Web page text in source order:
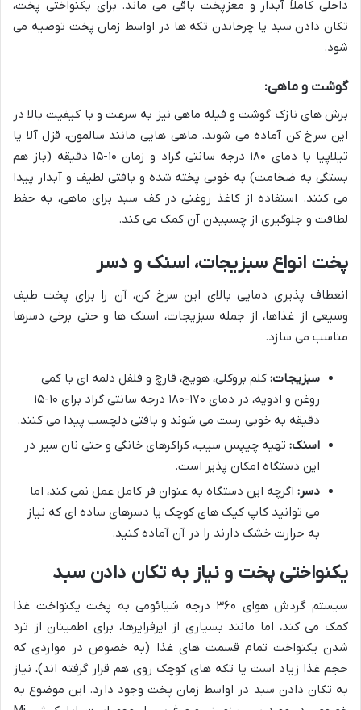
داخلی کاملاً آبدار و مغزپخت باقی می ماند. برای یکنواختی پخت،
تکان دادن سبد یا چرخاندن تکه ها در اواسط زمان پخت توصیه می
شود.
گوشت و ماهی:
برش های نازک گوشت و فیله ماهی نیز به سرعت و با کیفیت بالا در
این سرخ کن آماده می شوند. ماهی هایی مانند سالمون، قزل آلا یا
تیلاپیا با دمای ۱۸۰ درجه سانتی گراد و زمان ۱۰-۱۵ دقیقه (باز هم
بستگی به ضخامت) به خوبی پخته شده و بافتی لطیف و آبدار پیدا
می کنند. استفاده از کاغذ روغنی در کف سبد برای ماهی، به حفظ
لطافت و جلوگیری از چسبیدن آن کمک می کند.
پخت انواع سبزیجات، اسنک و دسر
انعطاف پذیری دمایی بالای این سرخ کن، آن را برای پخت طیف
وسیعی از غذاها، از جمله سبزیجات، اسنک ها و حتی برخی دسرها
مناسب می سازد.
سبزیجات: کلم بروکلی، هویج، قارچ و فلفل دلمه ای با کمی
روغن و ادویه، در دمای ۱۷۰-۱۸۰ درجه سانتی گراد برای ۱۰-۱۵
دقیقه به خوبی رست می شوند و بافتی دلچسب پیدا می کنند.
اسنک: تهیه چیپس سیب، کراکرهای خانگی و حتی نان سیر در
این دستگاه امکان پذیر است.
دسر: اگرچه این دستگاه به عنوان فر کامل عمل نمی کند، اما
می توانید کاپ کیک های کوچک یا دسرهای ساده ای که نیاز
به حرارت خشک دارند را در آن آماده کنید.
یکنواختی پخت و نیاز به تکان دادن سبد
سیستم گردش هوای ۳۶۰ درجه شیائومی به پخت یکنواخت غذا
کمک می کند، اما مانند بسیاری از ایرفرایرها، برای اطمینان از ترد
شدن یکنواخت تمام قسمت های غذا (به خصوص در مواردی که
حجم غذا زیاد است یا تکه های کوچک روی هم قرار گرفته اند)، نیاز
به تکان دادن سبد در اواسط زمان پخت وجود دارد. این موضوع به